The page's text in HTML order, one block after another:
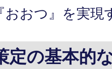
おおつ』を実現
定の基本的